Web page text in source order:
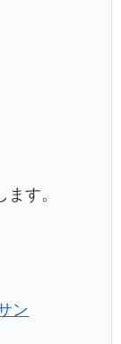
す。
ン